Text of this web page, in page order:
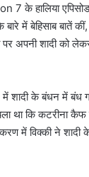
हालिया एपिसोड
में बेहिसाब बातें कीं,
अपनी शादी को
शादी के बंधन में बंध
था कि कटरीना
में विक्की ने शादी